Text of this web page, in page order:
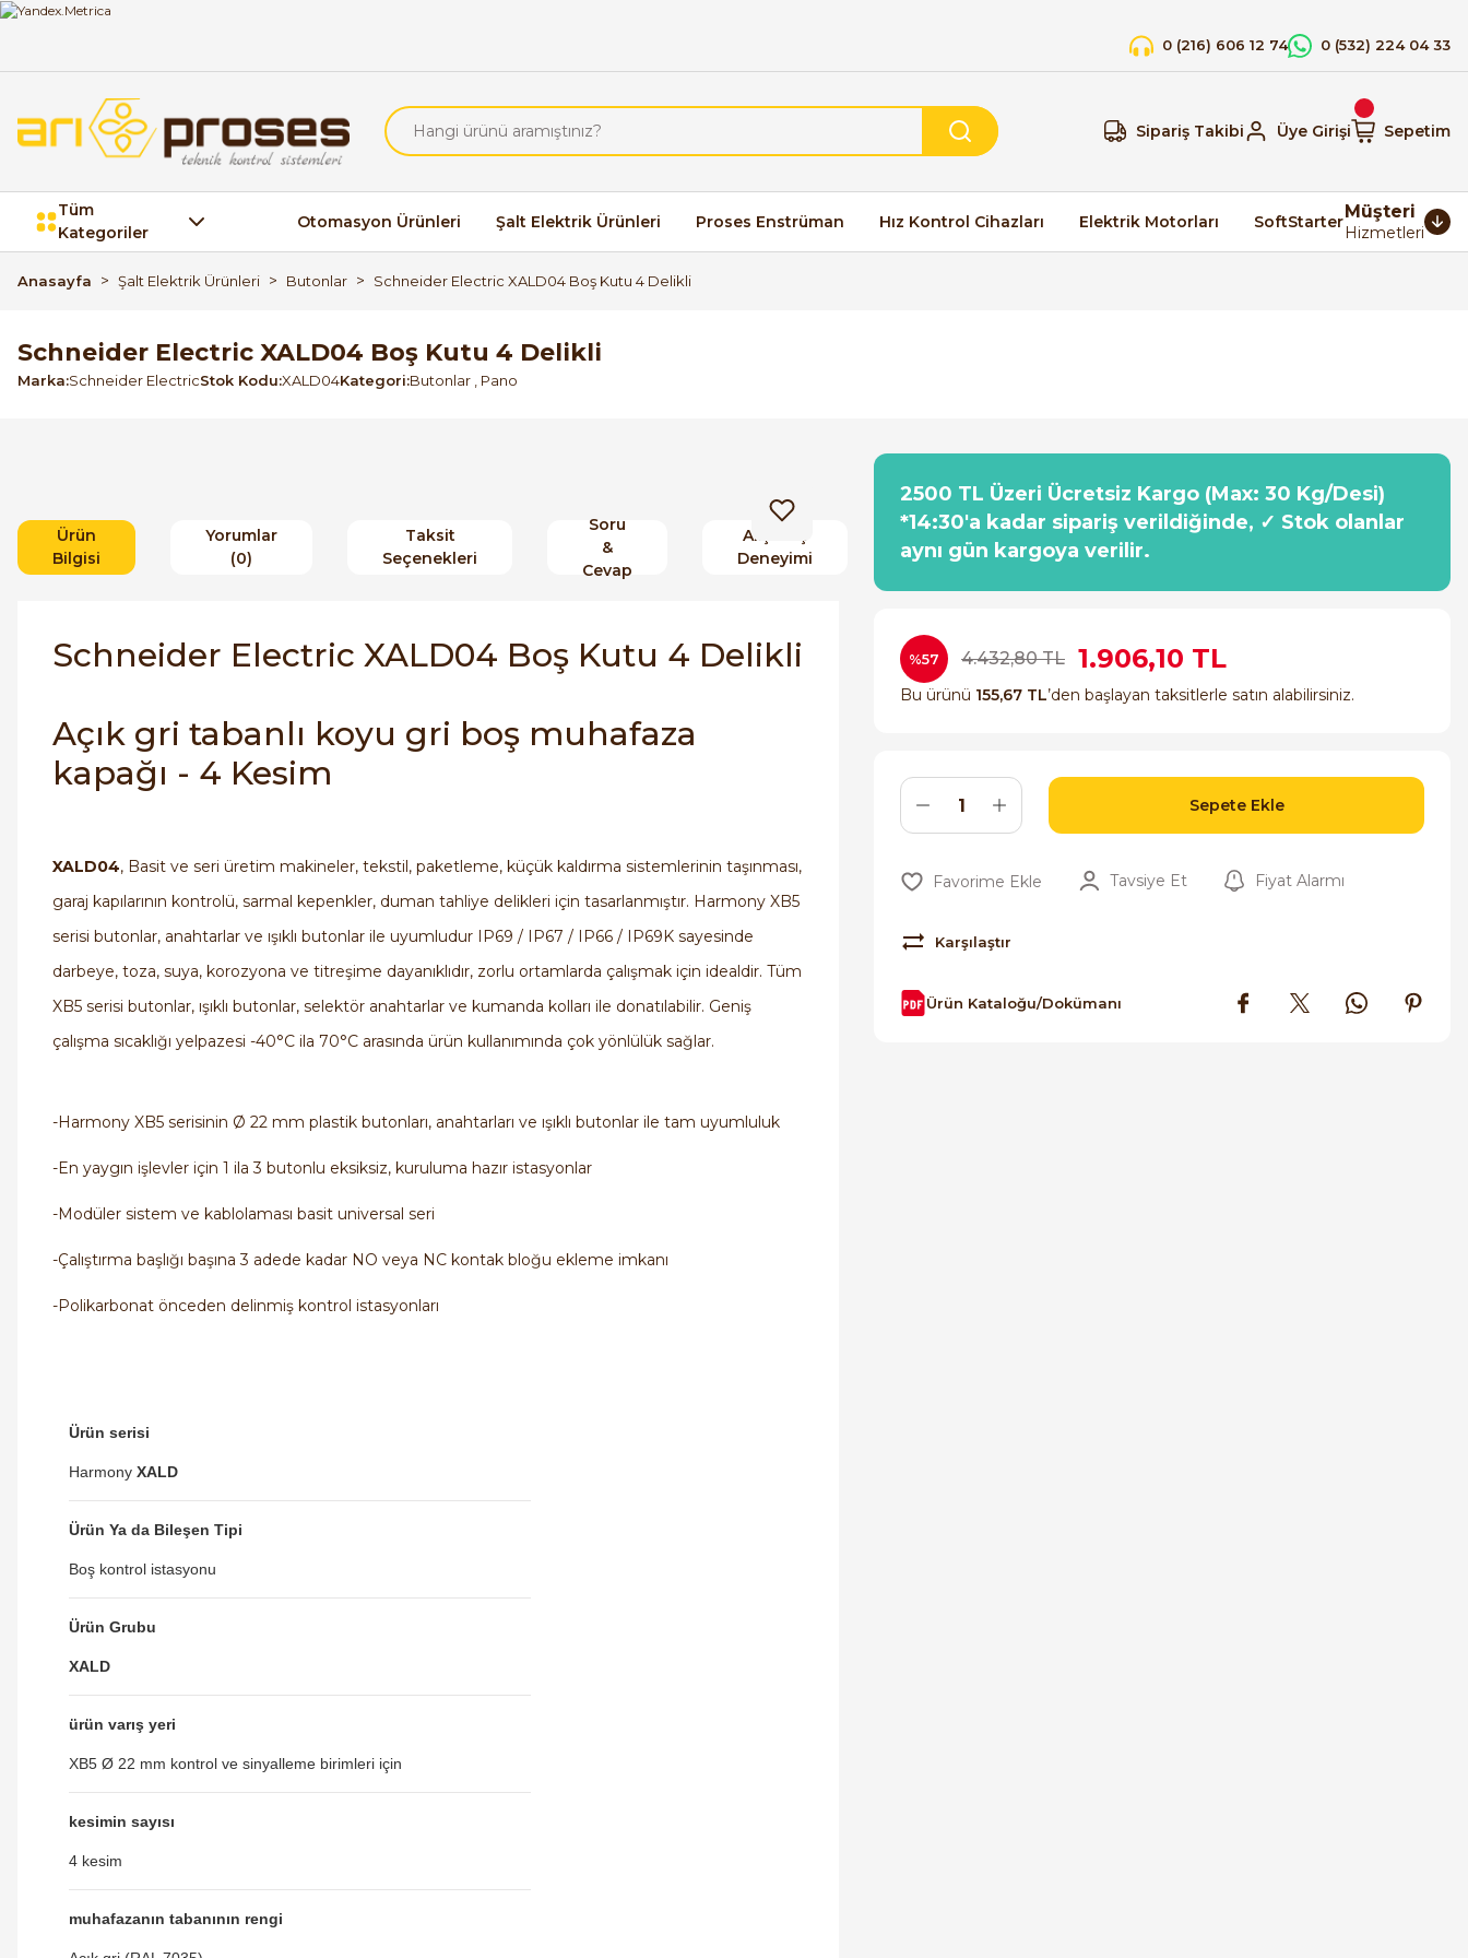
0 (216) 606 12 74 0 (532) 224 04 33
Sipariş Takibi Üye Girişi Sepetim
Tüm
Kategoriler
Otomasyon Ürünleri Şalt Elektrik Ürünleri Proses Enstrüman Hız Kontrol Cihazları Elektrik Motorları SoftStarterMüşteri
Hizmetleri
Anasayfa Şalt Elektrik Ürünleri Butonlar Schneider Electric XALD04 Boş Kutu 4 Delikli
Schneider Electric XALD04 Boş Kutu 4 Delikli
Marka Schneider ElectricStok Kodu XALD04Kategori Butonlar Pano
Ürün
Bilgisi
Yorumlar
(0)
Taksit
Seçenekleri
Soru
&
Cevap
Alışveriş
Deneyimi
Schneider Electric XALD04 Boş Kutu 4 Delikli
Açık gri tabanlı koyu gri boş muhafaza
kapağı - 4 Kesim
XALD04, Basit ve seri üretim makineler, tekstil, paketleme, küçük kaldırma sistemlerinin taşınması,
garaj kapılarının kontrolü, sarmal kepenkler, duman tahliye delikleri için tasarlanmıştır. Harmony XB5
serisi butonlar, anahtarlar ve ışıklı butonlar ile uyumludur IP69 / IP67 / IP66 / IP69K sayesinde
darbeye, toza, suya, korozyona ve titreşime dayanıklıdır, zorlu ortamlarda çalışmak için idealdir. Tüm
XB5 serisi butonlar, ışıklı butonlar, selektör anahtarlar ve kumanda kolları ile donatılabilir. Geniş
çalışma sıcaklığı yelpazesi -40°C ila 70°C arasında ürün kullanımında çok yönlülük sağlar.
-Harmony XB5 serisinin Ø 22 mm plastik butonları, anahtarları ve ışıklı butonlar ile tam uyumluluk
-En yaygın işlevler için 1 ila 3 butonlu eksiksiz, kuruluma hazır istasyonlar
-Modüler sistem ve kablolaması basit universal seri
-Çalıştırma başlığı başına 3 adede kadar NO veya NC kontak bloğu ekleme imkanı
-Polikarbonat önceden delinmiş kontrol istasyonları
Ürün serisi
Harmony XALD
Ürün Ya da Bileşen Tipi
Boş kontrol istasyonu
Ürün Grubu
XALD
ürün varış yeri
XB5 Ø 22 mm kontrol ve sinyalleme birimleri için
kesimin sayısı
4 kesim
muhafazanın tabanının rengi
2500 TL Üzeri Ücretsiz Kargo (Max: 30 Kg/Desi)
*14:30'a kadar sipariş verildiğinde, ✓ Stok olanlar
aynı gün kargoya verilir.
%57 4.432,80 TL 1.906,10 TL
Bu ürünü 155,67 TL’den başlayan taksitlerle satın alabilirsiniz.
Sepete Ekle
Tavsiye Et Fiyat Alarmı
Karşılaştır
Ürün Kataloğu/Dokümanı